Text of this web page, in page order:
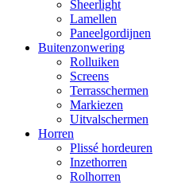
Sheerlight
Lamellen
Paneelgordijnen
Buitenzonwering
Rolluiken
Screens
Terrasschermen
Markiezen
Uitvalschermen
Horren
Plissé hordeuren
Inzethorren
Rolhorren